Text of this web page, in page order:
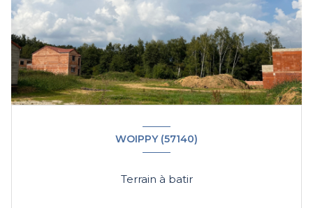
WOIPPY (57140)
Terrain à batir